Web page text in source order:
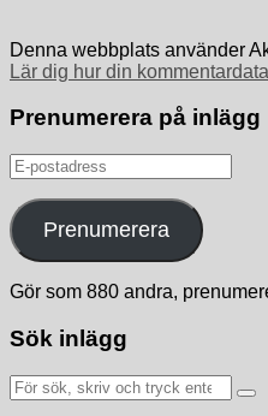
Denna webbplats använder
Lär dig hur din
Prenumerera på inlägg
E-
postadress
Prenumerera
Gör som 880 andra,
Sök inlägg
Sök
efter: